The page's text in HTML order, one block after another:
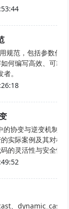
规范，包括参数传
何编写高效、可靠
。
的协变与逆变机制
实际案例及其对模
的灵活性与安全性
、dynamic_cast、